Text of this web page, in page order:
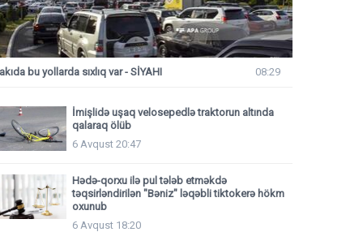
bu yollarda sıxlıq var - SİYAHI 08:29
İmişlidə uşaq velosepedlə traktorun altında
qalaraq ölüb
6 Avqust 20:47
Hədə-qorxu ilə pul tələb etməkdə
təqsirləndirilən "Bəniz" ləqəbli tiktokerə hökm
oxunub
6 Avqust 18:20